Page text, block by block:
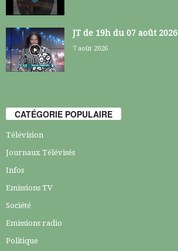
JT de 19h du 07 août 2026
7 août 2026
CATÉGORIE POPULAIRE
Télévision
Journaux Télévisés
Infos
Emissions TV
Société
Emissions radio
Politique